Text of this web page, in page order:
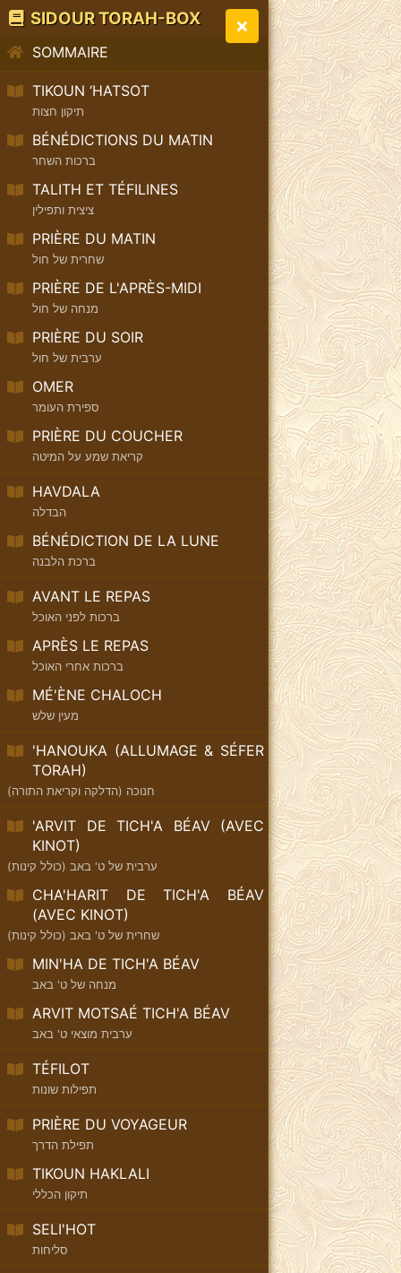
SIDOUR TORAH-BOX
SOMMAIRE
TIKOUN ‘HATSOT
תיקון חצות
BÉNÉDICTIONS DU MATIN
ברכות השחר
TALITH ET TÉFILINES
ציצית ותפילין
PRIÈRE DU MATIN
שחרית של חול
PRIÈRE DE L'APRÈS-MIDI
מנחה של חול
PRIÈRE DU SOIR
ערבית של חול
OMER
ספירת העומר
PRIÈRE DU COUCHER
קריאת שמע על המיטה
HAVDALA
הבדלה
BÉNÉDICTION DE LA LUNE
ברכת הלבנה
AVANT LE REPAS
ברכות לפני האוכל
APRÈS LE REPAS
ברכות אחרי האוכל
MÉ'ÈNE CHALOCH
מעין שלש
'HANOUKA (ALLUMAGE & SÉFER
TORAH)
חנוכה (הדלקה וקריאת התורה)
'ARVIT DE TICH'A BÉAV (AVEC
KINOT)
ערבית של ט' באב (כולל קינות)
CHA'HARIT DE TICH'A BÉAV
(AVEC KINOT)
שחרית של ט' באב (כולל קינות)
MIN'HA DE TICH'A BÉAV
מנחה של ט' באב
ARVIT MOTSAÉ TICH'A BÉAV
ערבית מוצאי ט' באב
TÉFILOT
תפילות שונות
PRIÈRE DU VOYAGEUR
תפילת הדרך
TIKOUN HAKLALI
תיקון הכללי
SELI'HOT
סליחות